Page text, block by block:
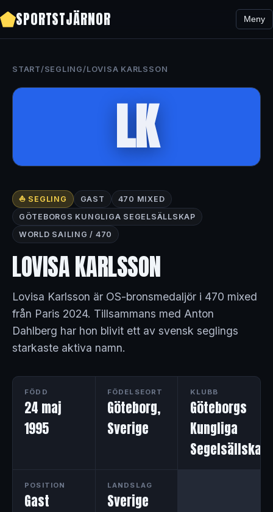
SPORTSTJÄRNOR Meny
START/SEGLING/LOVISA KARLSSON
LK
⛵ SEGLING GAST
470 MIXED
GÖTEBORGS KUNGLIGA SEGELSÄLLSKAP
WORLD SAILING / 470
LOVISA KARLSSON
Lovisa Karlsson är OS-bronsmedaljör i 470 mixed
från Paris 2024. Tillsammans med Anton
Dahlberg har hon blivit ett av svensk seglings
starkaste aktiva namn.
FÖDD
24 maj
1995
FÖDELSEORT
Göteborg,
Sverige
KLUBB
Göteborgs
Kungliga
Segelsällskap
POSITION
Gast
LANDSLAG
Sverige